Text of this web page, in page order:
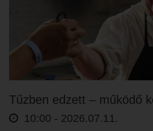
Tűzben edzett – működő
10:00 - 2026.07.11.